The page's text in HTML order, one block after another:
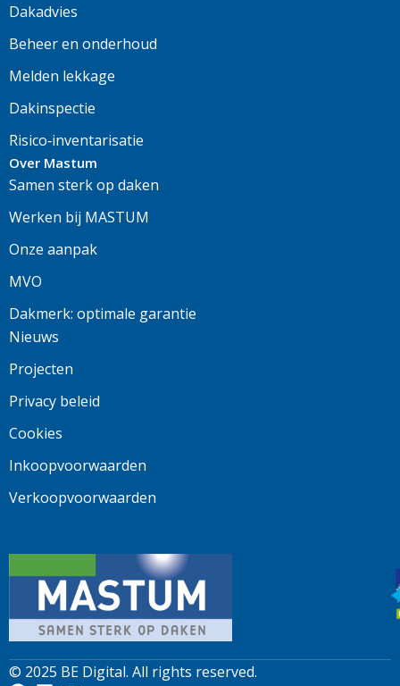
Dakadvies
Beheer en onderhoud
Melden lekkage
Dakinspectie
Risico‑inventarisatie
Over Mastum
Samen sterk op daken
Werken bij MASTUM
Onze aanpak
MVO
Dakmerk: optimale garantie
Nieuws
Projecten
Privacy beleid
Cookies
Inkoopvoorwaarden
Verkoopvoorwaarden
© 2025 BE Digital. All rights reserved.